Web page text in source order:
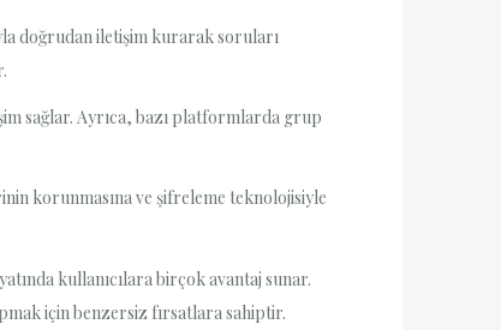
doğrudan iletişim kurarak soruları
sağlar. Ayrıca, bazı platformlarda grup
korunmasına ve şifreleme teknolojisiyle
kullanıcılara birçok avantaj sunar.
için benzersiz fırsatlara sahiptir.